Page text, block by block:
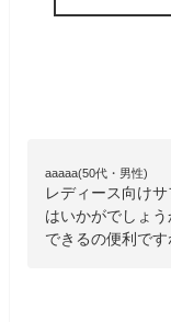
aaaaa(50代・男性)
レディース向け
はいかがでしょ
できるの便利です